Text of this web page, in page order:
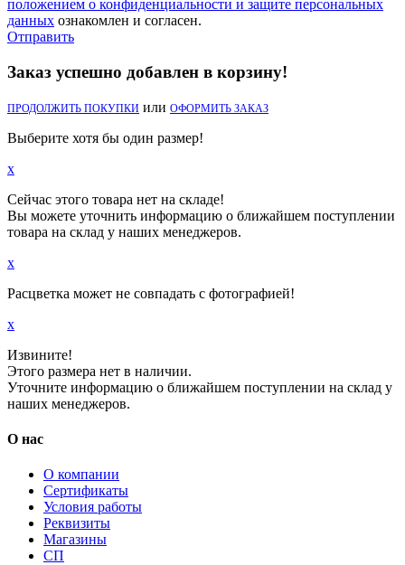
положением о конфиденциальности и защите персональных
данных ознакомлен и согласен.
Отправить
Заказ успешно добавлен в корзину!
ПРОДОЛЖИТЬ ПОКУПКИ или ОФОРМИТЬ ЗАКАЗ
Выберите хотя бы один размер!
x
Сейчас этого товара нет на складе!
Вы можете уточнить информацию о ближайшем поступлении
товара на склад у наших менеджеров.
x
Расцветка может не совпадать с фотографией!
x
Извините!
Этого размера нет в наличии.
Уточните информацию о ближайшем поступлении на склад у
наших менеджеров.
О нас
О компании
Сертификаты
Условия работы
Реквизиты
Магазины
СП